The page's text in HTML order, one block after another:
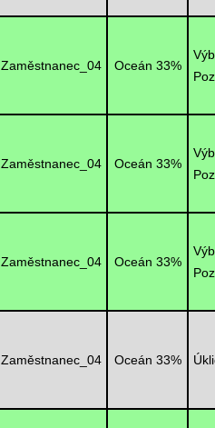
Zaměstnanec_04 Oceán 33%
Zaměstnanec_04 Oceán 33%
Zaměstnanec_04 Oceán 33%
Zaměstnanec_04 Oceán 33%